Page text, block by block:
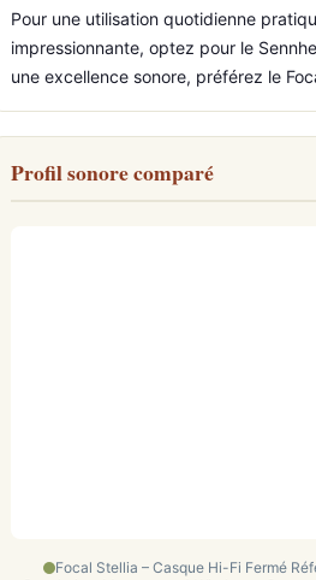
Pour une utilisation quotidienne
impressionnante, optez pour le
une excellence sonore, préférez le
Profil sonore comparé
Focal Stellia – Casque Hi-Fi Fermé